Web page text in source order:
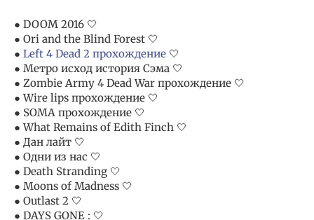
● DOOM 2016 🤍
● Ori and the Blind Forest 🤍
● Left 4 Dead 2 прохождение 🤍
● Метро исход история Сэма 🤍
● Zombie Army 4 Dead War прохождение 🤍
● Wire lips прохождение 🤍
● SOMA прохождение 🤍
● What Remains of Edith Finch 🤍
● Дан лайт 🤍
● Одни из нас 🤍
● Death Stranding 🤍
● Moons of Madness 🤍
● Outlast 2 🤍
● DAYS GONE : 🤍